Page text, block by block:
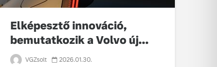
Elképesztő innováció,
bemutatkozik a Volvo új...
VGZsolt 2026.01.30.